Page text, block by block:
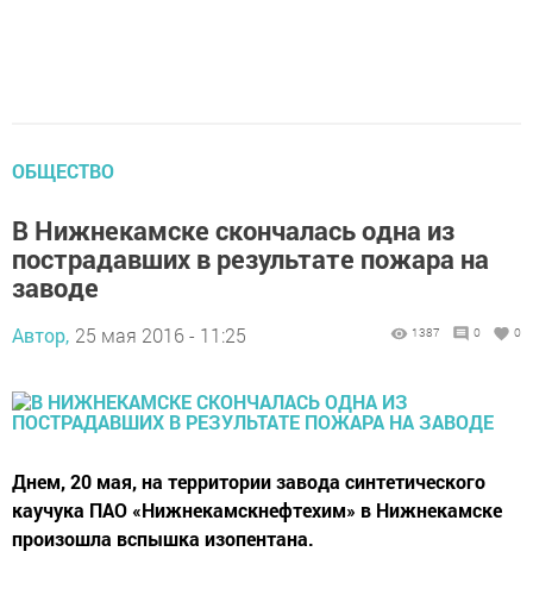
ОБЩЕСТВО
В Нижнекамске скончалась одна из
пострадавших в результате пожара на
заводе
Автор, 25 мая 2016 - 11:25 1387 0 0
Днем, 20 мая, на территории завода синтетического
каучука ПАО «Нижнекамскнефтехим» в Нижнекамске
произошла вспышка изопентана.